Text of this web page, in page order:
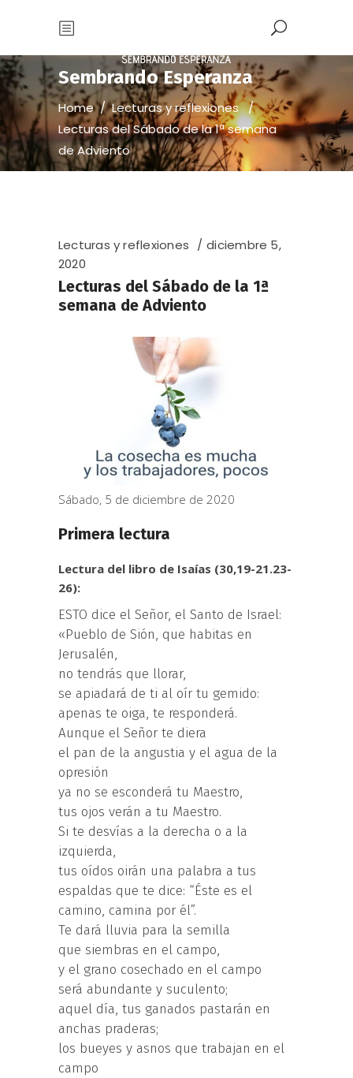
Sembrando Esperanza
Home/Lecturas y reflexiones/
Lecturas del Sábado de la 1ª semana
de Adviento
Lecturas y reflexiones
diciembre 5,
2020
Lecturas del Sábado de la 1ª
semana de Adviento
Sábado, 5 de diciembre de 2020
Primera lectura
Lectura del libro de Isaías (30,19-21.23-
26):
ESTO dice el Señor, el Santo de Israel:
«Pueblo de Sión, que habitas en
Jerusalén,
no tendrás que llorar,
se apiadará de ti al oír tu gemido:
apenas te oiga, te responderá.
Aunque el Señor te diera
el pan de la angustia y el agua de la
opresión
ya no se esconderá tu Maestro,
tus ojos verán a tu Maestro.
Si te desvías a la derecha o a la
izquierda,
tus oídos oirán una palabra a tus
espaldas que te dice: “Éste es el
camino, camina por él”.
Te dará lluvia para la semilla
que siembras en el campo,
y el grano cosechado en el campo
será abundante y suculento;
aquel día, tus ganados pastarán en
anchas praderas;
los bueyes y asnos que trabajan en el
campo